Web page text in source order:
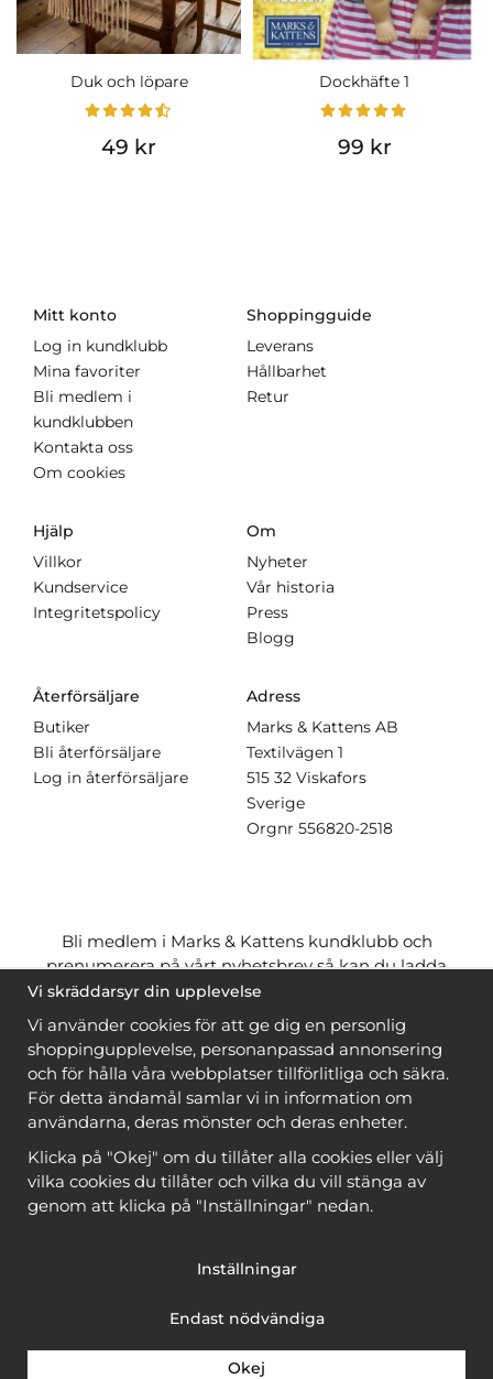
Duk och löpare
49 kr
Dockhäfte 1
99 kr
Mitt konto
Log in kundklubb
Mina favoriter
Bli medlem i
kundklubben
Kontakta oss
Om cookies
Shoppingguide
Leverans
Hållbarhet
Retur
Hjälp
Villkor
Kundservice
Integritetspolicy
Om
Nyheter
Vår historia
Press
Blogg
Återförsäljare
Butiker
Bli återförsäljare
Log in återförsäljare
Adress
Marks & Kattens AB
Textilvägen 1
515 32 Viskafors
Sverige
Orgnr 556820-2518
Bli medlem i Marks & Kattens kundklubb och
prenumerera på vårt nyhetsbrev så kan du ladda
ner många mönstergratisoch få många
när du handlar garn till mönstret. Du ser vilka som
är
gratis när du är inloggad
Bli medlem
Copyright © 2026, Marks & Kattens AB
Vi skräddarsyr din upplevelse
Vi använder cookies för att ge dig en personlig
shoppingupplevelse, personanpassad annonsering
och för hålla våra webbplatser tillförlitliga och säkra.
För detta ändamål samlar vi in information om
användarna, deras mönster och deras enheter.
Klicka på "Okej" om du tillåter alla cookies eller välj
vilka cookies du tillåter och vilka du vill stänga av
genom att klicka på "Inställningar" nedan.
Inställningar
Endast nödvändiga
Okej